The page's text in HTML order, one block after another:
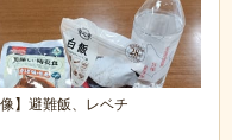
像】避難飯、レベチ